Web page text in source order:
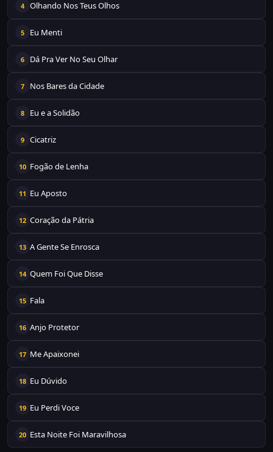
4 Olhando Nos Teus Olhos
5 Eu Menti
6 Dá Pra Ver No Seu Olhar
7 Nos Bares da Cidade
8 Eu e a Solidão
9 Cicatriz
10 Fogão de Lenha
11 Eu Aposto
12 Coração da Pátria
13 A Gente Se Enrosca
14 Quem Foi Que Disse
15 Fala
16 Anjo Protetor
17 Me Apaixonei
18 Eu Dúvido
19 Eu Perdi Voce
20 Esta Noite Foi Maravilhosa